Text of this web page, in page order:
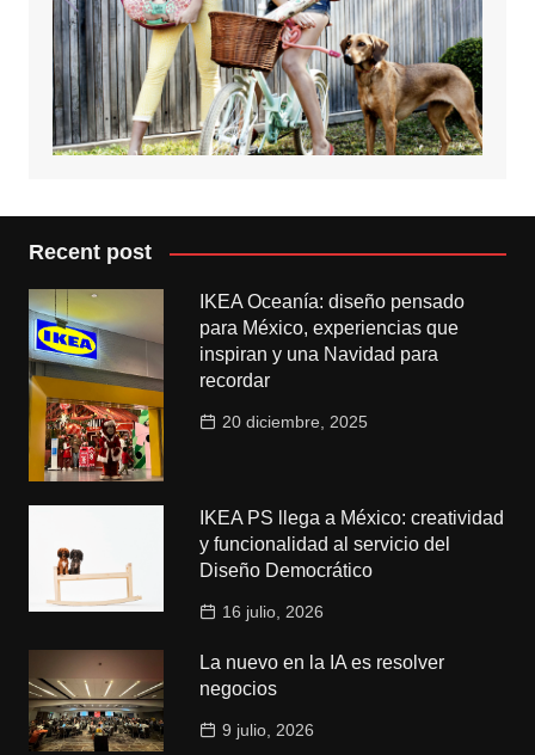
Recent post
IKEA Oceanía: diseño pensado
para México, experiencias que
inspiran y una Navidad para
recordar
20 diciembre, 2025
IKEA PS llega a México: creatividad
y funcionalidad al servicio del
Diseño Democrático
16 julio, 2026
La nuevo en la IA es resolver
negocios
9 julio, 2026